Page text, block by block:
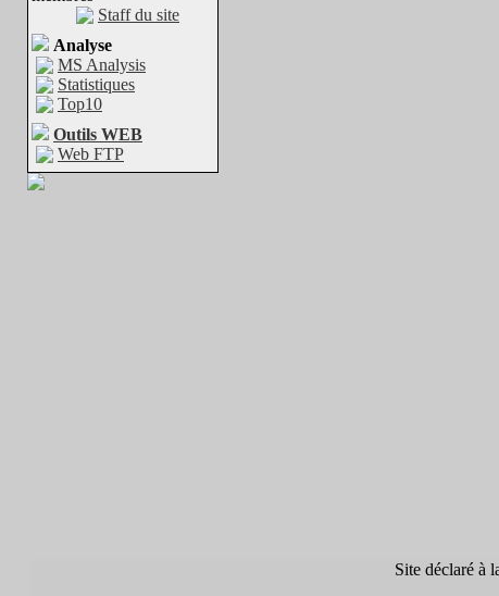
Staff du site
Analyse
MS Analysis
Statistiques
Top10
Outils WEB
Web FTP
Site déclaré à